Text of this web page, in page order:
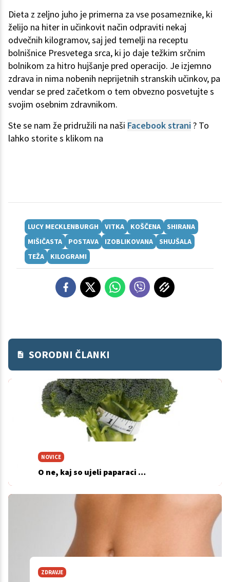
Dieta z zeljno juho je primerna za vse posameznike, ki
želijo na hiter in učinkovit način odpraviti nekaj
odvečnih kilogramov, saj jed temelji na receptu
bolnišnice Presvetega srca, ki jo daje težkim srčnim
bolnikom za hitro hujšanje pred operacijo. Je izjemno
zdrava in nima nobenih neprijetnih stranskih učinkov, pa
vendar se pred začetkom o tem obvezno posvetujte s
svojim osebnim zdravnikom.
Ste se nam že pridružili na naši Facebook strani? To
lahko storite s klikom na
LUCY MECKLENBURGH VITKA KOŠČENA
SHIRANA
MIŠIČASTA
POSTAVA IZOBLIKOVANA
SHUJŠALA
TEŽA
KILOGRAMI
SORODNI ČLANKI
NOVICE
O ne, kaj so ujeli paparaci …
ZDRAVJE